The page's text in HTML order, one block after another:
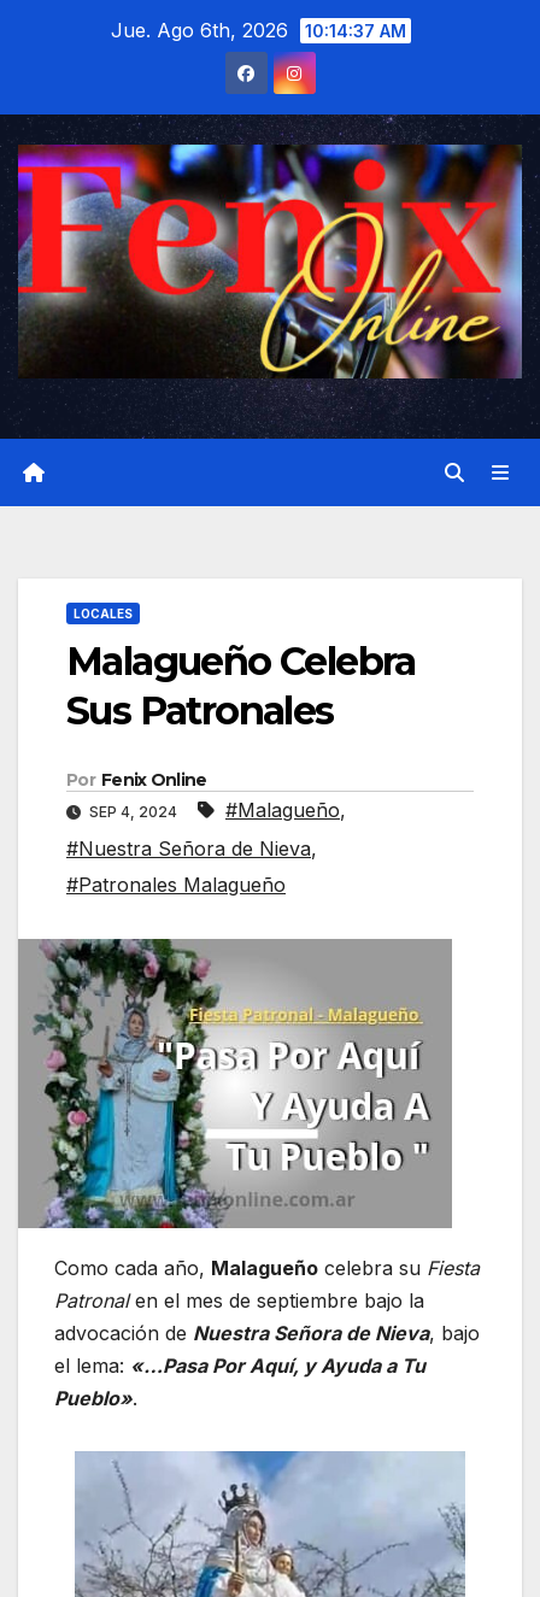
Jue. Ago 6th, 2026 10:14:38 AM
LOCALES
Malagueño Celebra
Sus Patronales
Por Fenix Online
SEP 4, 2024 #Malagueño,
#Nuestra Señora de Nieva,
#Patronales Malagueño
Como cada año, Malagueño celebra su Fiesta
Patronalen el mes de septiembre bajo la
advocación de Nuestra Señora de Nieva, bajo
el lema: «…Pasa Por Aquí, y Ayuda a Tu
Pueblo».